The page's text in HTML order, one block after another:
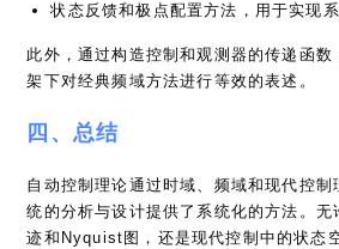
状态反馈和极点配置方法，用于实现系
此外，通过构造控制和观测器的传递函
架下对经典频域方法进行等效的表述。
四、总结
自动控制理论通过时域、频域和现代控
统的分析与设计提供了系统化的方法。无
迹和Nyquist图，还是现代控制中的状态